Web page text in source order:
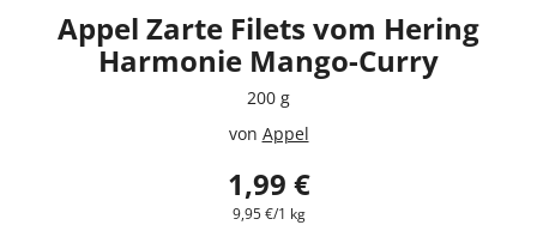
Appel Zarte Filets vom Hering
Harmonie Mango-Curry
200 g
von Appel
1,99 €
9,95 €/1 kg